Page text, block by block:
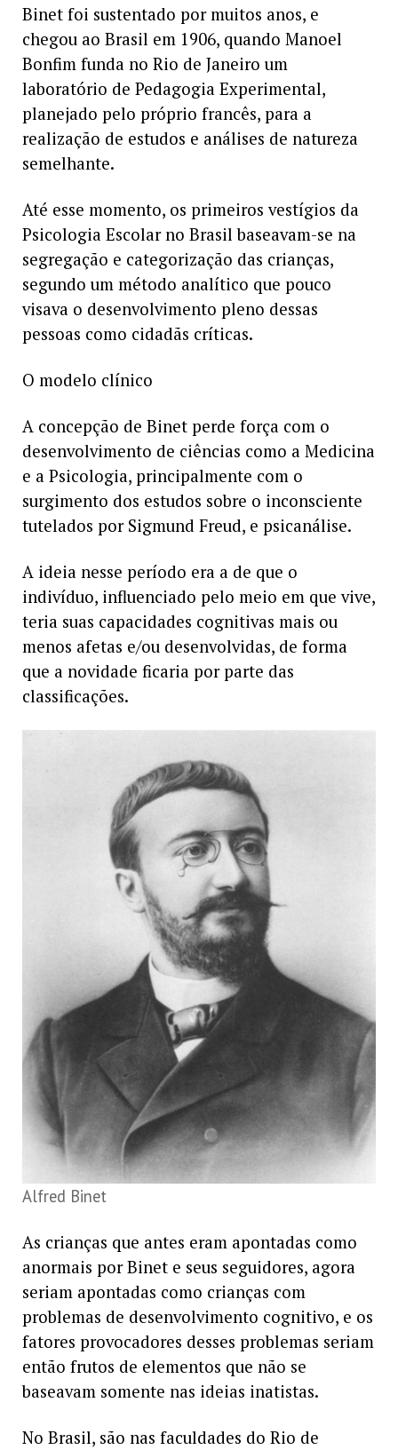
Binet foi sustentado por muitos anos, e
chegou ao Brasil em 1906, quando Manoel
Bonfim funda no Rio de Janeiro um
laboratório de Pedagogia Experimental,
planejado pelo próprio francês, para a
realização de estudos e análises de natureza
semelhante.
Até esse momento, os primeiros vestígios da
Psicologia Escolar no Brasil baseavam-se na
segregação e categorização das crianças,
segundo um método analítico que pouco
visava o desenvolvimento pleno dessas
pessoas como cidadãs críticas.
O modelo clínico
A concepção de Binet perde força com o
desenvolvimento de ciências como a Medicina
e a Psicologia, principalmente com o
surgimento dos estudos sobre o inconsciente
tutelados por Sigmund Freud, e psicanálise.
A ideia nesse período era a de que o
indivíduo, influenciado pelo meio em que vive,
teria suas capacidades cognitivas mais ou
menos afetas e/ou desenvolvidas, de forma
que a novidade ficaria por parte das
classificações.
Alfred Binet
As crianças que antes eram apontadas como
anormais por Binet e seus seguidores, agora
seriam apontadas como crianças com
problemas de desenvolvimento cognitivo, e os
fatores provocadores desses problemas seriam
então frutos de elementos que não se
baseavam somente nas ideias inatistas.
No Brasil, são nas faculdades do Rio de